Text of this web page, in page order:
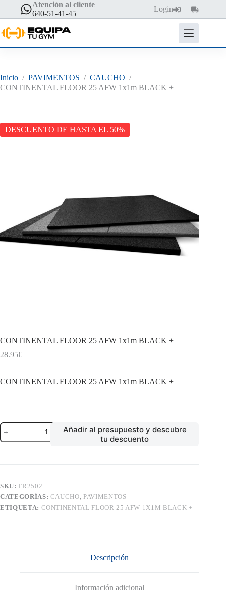
contenido
Atención al cliente
640-51-41-45
Login
Carro
de
compra
Inicio / PAVIMENTOS / CAUCHO /
CONTINENTAL FLOOR 25 AFW 1x1m BLACK +
DESCUENTO DE HASTA EL 50%
CONTINENTAL FLOOR 25 AFW 1x1m BLACK +
28.95€
CONTINENTAL FLOOR 25 AFW 1x1m BLACK +
CONTINENTAL
FLOOR
25
cantidad
Añadir al presupuesto y descubre
tu descuento
SKU: FR2502
CATEGORÍAS: CAUCHO, PAVIMENTOS
ETIQUETA: CONTINENTAL FLOOR 25 AFW 1X1M BLACK +
Descripción
Información adicional